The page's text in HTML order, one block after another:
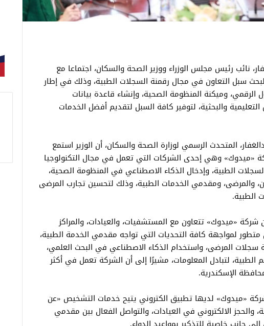
نائب رئيس مجلس الوزراء ووزير الصحة والسكان، اجتماعا مع
سبل التعاون في مجال رقمنة السجلات الطبية، وذلك في إطار
الرقمي، وميكنة المنظومة الصحية، وإنشاء قاعدة بيانات
والبحثية، لتوفير كافة السبل لتقديم أفضل الخدمات
المتحدث الرسمي لوزارة الصحة والسكان، أن الوزير استمع
وهي إحدى الشركات التي تعمل في مجال التكنولوجيا
الطبية، وإدخال الذكاء الاصطناعي في المنظومة الصحية،
والمرضى، ومقدمي الخدمات الطبية، وذلك لتحسين تجارب المرضى
الطبية.
شركة «ميدوك» تتعاون مع المستشفيات، والعيادات، والمراكز
متطور لمواجهة كافة التحديات التي تواجه مقدمي الخدمة الطبية،
سجلات المرضى، واستخدام الذكاء الاصطناعي في البحث العلمي،
الطبية، لتبادل المعلومات، مشيرًا إلى أن الشركة تعمل في أكثر
«ميدوك» لديها تطبيق الكتروني يتيح خدمات التشخيص «عن
والحجز الالكتروني في العيادات، والتواصل الفعال بين مقدمي